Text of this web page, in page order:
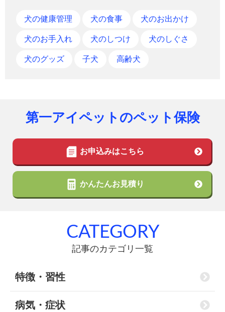
犬の健康管理 犬の食事 犬のお出かけ
犬のお手入れ 犬のしつけ 犬のしぐさ
犬のグッズ 子犬 高齢犬
第一アイペットのペット保険
お申込みはこちら
かんたんお見積り
CATEGORY
記事のカテゴリ一覧
特徴・習性
病気・症状